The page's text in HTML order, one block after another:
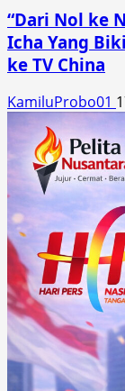
“Dari Nol ke
Icha Yang
ke TV China
KamiluProbo01